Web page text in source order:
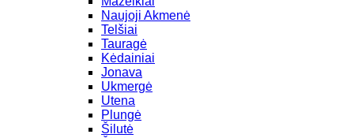
Naujoji Akmenė
Telšiai
Tauragė
Kėdainiai
Jonava
Ukmergė
Utena
Plungė
Šilutė